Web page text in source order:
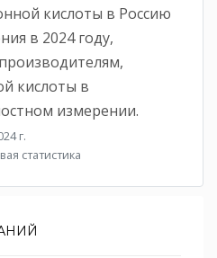
кислоты в Россию
в 2024 году,
кислоты в
измерении.
г.
статистика